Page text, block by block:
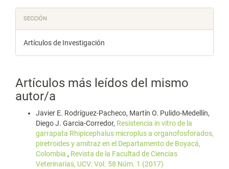
SECCIÓN
Artículos de Investigación
Artículos más leídos del mismo
autor/a
Javier E. Rodríguez-Pacheco, Martín O. Pulido-Medellín,
Diego J. Garcia-Corredor, Resistencia in vitro de la
garrapata Rhipicephalus microplus a organofosforados,
piretroides y amitraz en el Departamento de Boyacá,
Colombia , Revista de la Facultad de Ciencias
Veterinarias, UCV: Vol. 58 Núm. 1 (2017)